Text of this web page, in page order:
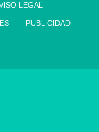
LEGAL
PUBLICIDAD